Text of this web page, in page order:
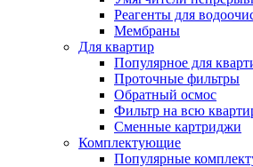
Реагенты для
Мембраны
Для квартир
Популярное для
Проточные фильтры
Обратный осмос
Фильтр на всю
Сменные картриджи
Комплектующие
Популярные